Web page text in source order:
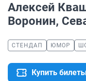
Алексей
Воронин,
СТЕНДАП ЮМОР
Купить